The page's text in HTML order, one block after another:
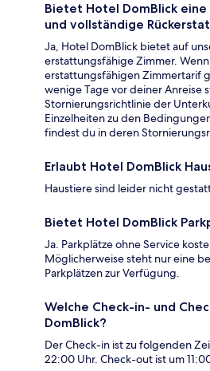
Bietet Hotel DomBlick
und vollständige
Ja, Hotel DomBlick bietet auf
erstattungsfähige Zimmer.
erstattungsfähigen Zimmertarif
wenige Tage vor deiner Anreise
Stornierungsrichtlinie der
Einzelheiten zu den
findest du in deren
Erlaubt Hotel DomBlick
Haustiere sind leider nicht
Bietet Hotel DomBlick
Ja. Parkplätze ohne Service
Möglicherweise steht nur eine
Parkplätzen zur Verfügung.
Welche Check-in- und
DomBlick?
Der Check-in ist zu folgenden
22:00 Uhr. Check-out ist um